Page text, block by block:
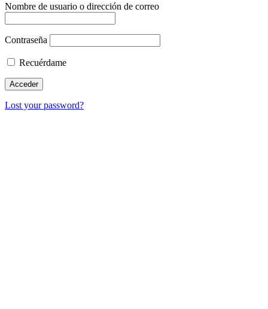
Nombre de usuario o dirección de correo
Contraseña
Recuérdame
Lost your password?